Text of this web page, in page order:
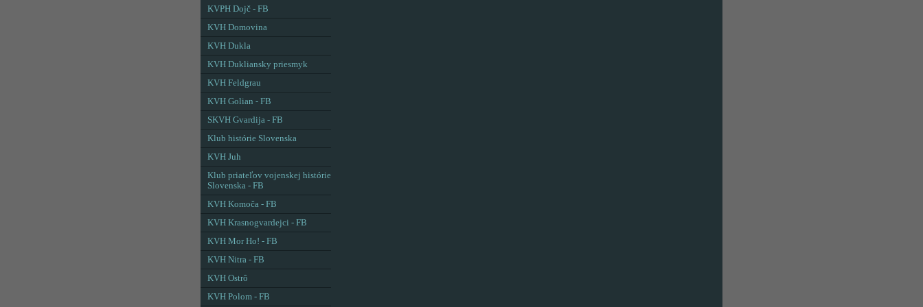
KVPH Dojč - FB
KVH Domovina
KVH Dukla
KVH Dukliansky priesmyk
KVH Feldgrau
KVH Golian - FB
SKVH Gvardija - FB
Klub histórie Slovenska
KVH Juh
Klub priateľov vojenskej histórie
Slovenska - FB
KVH Komoča - FB
KVH Krasnogvardejci - FB
KVH Mor Ho! - FB
KVH Nitra - FB
KVH Ostrô
KVH Polom - FB